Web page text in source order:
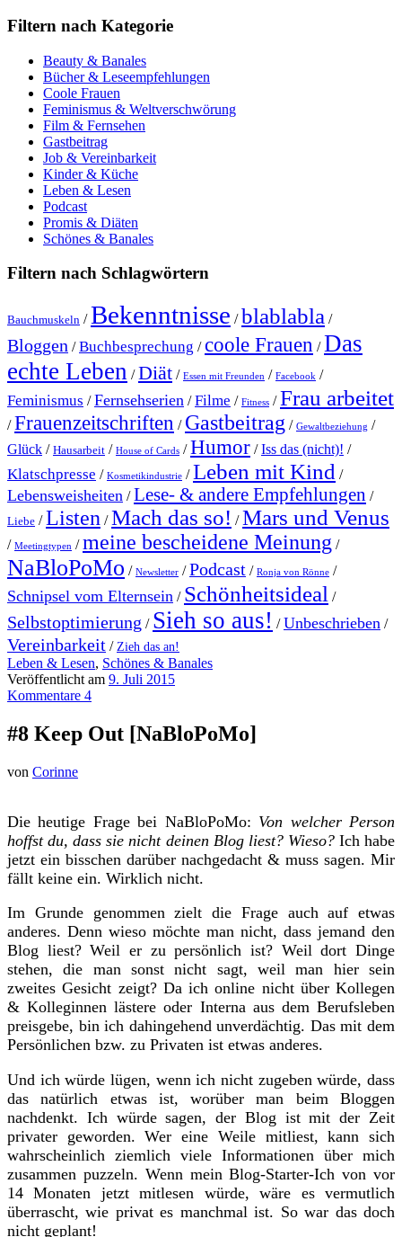
Filtern nach Kategorie
Beauty & Banales
Bücher & Leseempfehlungen
Coole Frauen
Feminismus & Weltverschwörung
Film & Fernsehen
Gastbeitrag
Job & Vereinbarkeit
Kinder & Küche
Leben & Lesen
Podcast
Promis & Diäten
Schönes & Banales
Filtern nach Schlagwörtern
Bauchmuskeln /Bekenntnisse /blablabla /
Bloggen /Buchbesprechung /coole Frauen /Das
echte Leben /Diät / Essen mit Freunden / Facebook /
Feminismus /Fernsehserien /Filme / Fitness /Frau arbeitet
/Frauenzeitschriften / Gastbeitrag / Gewaltbeziehung /
Glück / Hausarbeit / House of Cards /Humor /Iss das (nicht)! /
Klatschpresse / Kosmetikindustrie /Leben mit Kind /
Lebensweisheiten /Lese- & andere Empfehlungen /
Liebe /Listen /Mach das so! /Mars und Venus
/ Meetingtypen /meine bescheidene Meinung /
NaBloPoMo / Newsletter /Podcast / Ronja von Rönne /
Schnipsel vom Elternsein / Schönheitsideal /
Selbstoptimierung / Sieh so aus! /Unbeschrieben /
Vereinbarkeit / Zieh das an!
Leben & Lesen, Schönes & Banales
Veröffentlicht am 9. Juli 2015
Kommentare 4
#8 Keep Out [NaBloPoMo]
von Corinne
Die heutige Frage bei NaBloPoMo: Von welcher Person
hoffst du, dass sie nicht deinen Blog liest? Wieso?Ich habe
jetzt ein bisschen darüber nachgedacht & muss sagen. Mir
fällt keine ein. Wirklich nicht.
Im Grunde genommen zielt die Frage auch auf etwas
anderes. Denn wieso möchte man nicht, dass jemand den
Blog liest? Weil er zu persönlich ist? Weil dort Dinge
stehen, die man sonst nicht sagt, weil man hier sein
zweites Gesicht zeigt? Da ich online nicht über Kollegen
& Kolleginnen lästere oder Interna aus dem Berufsleben
preisgebe, bin ich dahingehend unverdächtig. Das mit dem
Persönlichen bzw. zu Privaten ist etwas anderes.
Und ich würde lügen, wenn ich nicht zugeben würde, dass
das natürlich etwas ist, worüber man beim Bloggen
nachdenkt. Ich würde sagen, der Blog ist mit der Zeit
privater geworden. Wer eine Weile mitliest, kann sich
wahrscheinlich ziemlich viele Informationen über mich
zusammen puzzeln. Wenn mein Blog-Starter-Ich von vor
14 Monaten jetzt mitlesen würde, wäre es vermutlich
überrascht, wie privat es manchmal ist. So war das doch
nicht geplant!